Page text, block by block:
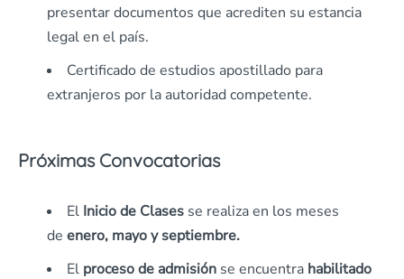
presentar documentos que acrediten su estancia
legal en el país.
Certificado de estudios apostillado para
extranjeros por la autoridad competente.
Próximas Convocatorias
El Inicio de Clases se realiza en los meses
de enero, mayo y septiembre.
El proceso de admisión se encuentra habilitado